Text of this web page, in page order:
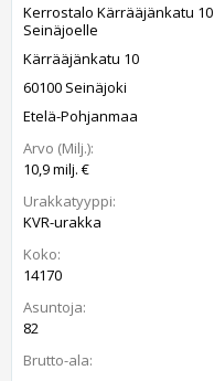
Kerrostalo Kärrääjänkatu 10
Seinäjoelle
Kärrääjänkatu 10
60100 Seinäjoki
Etelä-Pohjanmaa
Arvo (Milj.):
10,9 milj. €
Urakkatyyppi:
KVR-urakka
Koko:
14170
Asuntoja:
82
Brutto-ala: